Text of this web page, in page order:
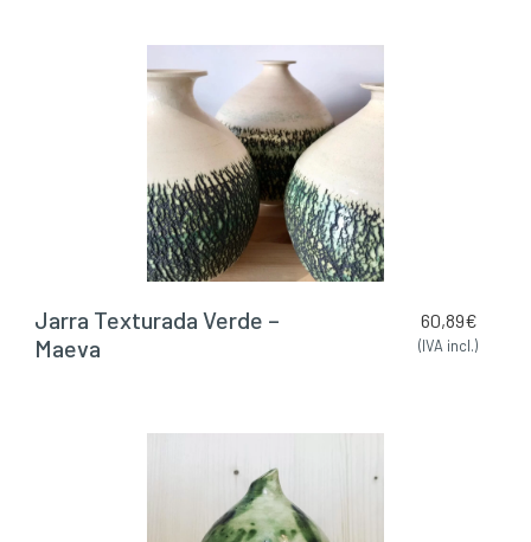
Jarra Texturada Verde –
Maeva
60,89€
(IVA incl.)